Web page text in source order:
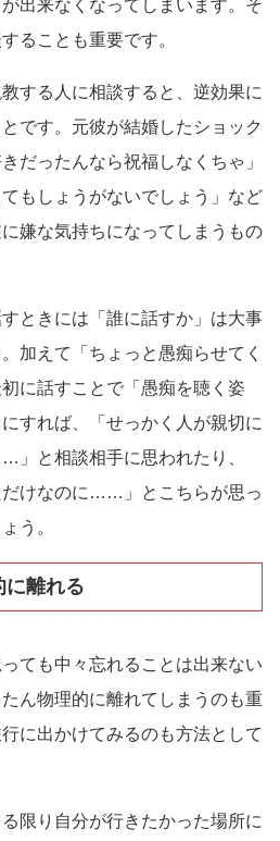
出来なくなってしまいます。そ
ることも重要です。
する人に相談すると、逆効果に
です。元彼が結婚したショック
だったんなら祝福しなくちゃ」
てもしょうがないでしょう」など
嫌な気持ちになってしまうもの
ときには「誰に話すか」は大事
加えて「ちょっと愚痴らせてく
に話すことで「愚痴を聴く姿
すれば、「せっかく人が親切に
」と相談相手に思われたり、
だけなのに……」とこちらが思っ
う。
に離れる
ても中々忘れることは出来ない
ん物理的に離れてしまうのも重
に出かけてみるのも方法として
限り自分が行きたかった場所に